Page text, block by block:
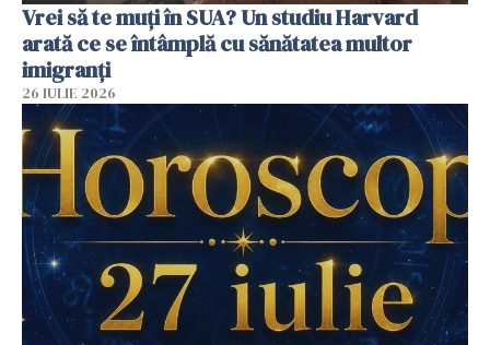
Vrei să te muți în SUA? Un studiu Harvard
arată ce se întâmplă cu sănătatea multor
imigranți
26 IULIE 2026